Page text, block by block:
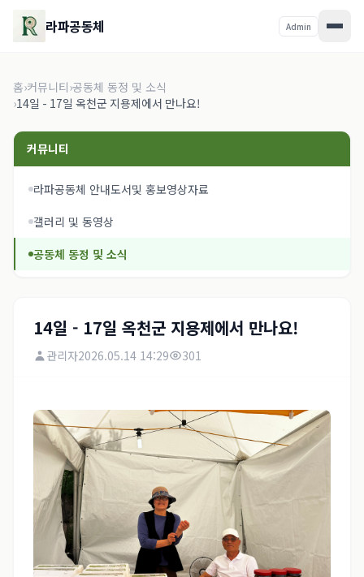
라파공동체 Admin
홈›커뮤니티›공동체 동정 및 소식
›14일 - 17일 옥천군 지용제에서 만나요!
커뮤니티
라파공동체 안내도서및 홍보영상자료
갤러리 및 동영상
공동체 동정 및 소식
14일 - 17일 옥천군 지용제에서 만나요!
관리자2026.05.14 14:29 301